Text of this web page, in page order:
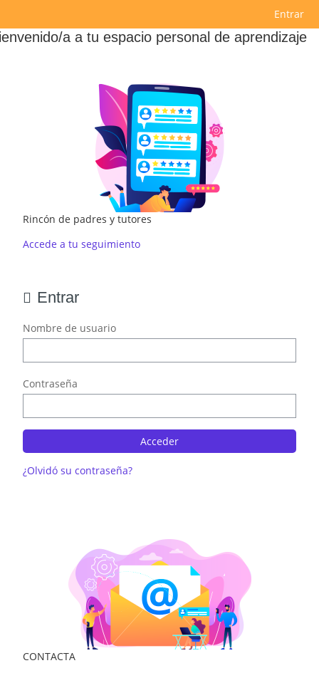
Entrar
a a tu espacio personal de aprendizaje
Rincón de padres y tutores
Accede a tu seguimiento
Entrar
Nombre de usuario
Contraseña
¿Olvidó su contraseña?
CONTACTA